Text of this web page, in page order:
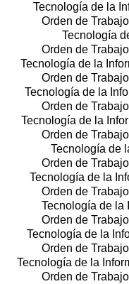
Tecnología de la
Orden de
Tecnología
Orden de
Tecnología de la
Orden de
Tecnología de la
Orden de
Tecnología de la
Orden de
Tecnología de
Orden de
Tecnología de la
Orden de
Tecnología de la
Orden de
Tecnología de la
Orden de
Tecnología de la
Orden de